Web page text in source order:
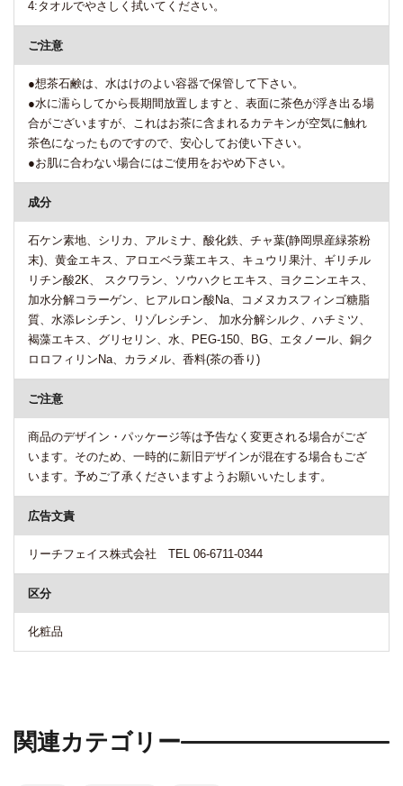
4:タオルでやさしく拭いてください。
ご注意
●想茶石鹸は、水はけのよい容器で保管して下さい。
●水に濡らしてから長期間放置しますと、表面に茶色が浮き出る場
合がございますが、これはお茶に含まれるカテキンが空気に触れ
茶色になったものですので、安心してお使い下さい。
●お肌に合わない場合にはご使用をおやめ下さい。
成分
石ケン素地、シリカ、アルミナ、酸化鉄、チャ葉(静岡県産緑茶粉
末)、黄金エキス、アロエベラ葉エキス、キュウリ果汁、ギリチル
リチン酸2K、 スクワラン、ソウハクヒエキス、ヨクニンエキス、
加水分解コラーゲン、ヒアルロン酸Na、コメヌカスフィンゴ糖脂
質、水添レシチン、リゾレシチン、 加水分解シルク、ハチミツ、
褐藻エキス、グリセリン、水、PEG-150、BG、エタノール、銅ク
ロロフィリンNa、カラメル、香料(茶の香り)
ご注意
商品のデザイン・パッケージ等は予告なく変更される場合がござ
います。そのため、一時的に新旧デザインが混在する場合もござ
います。予めご了承くださいますようお願いいたします。
広告文責
リーチフェイス株式会社 TEL 06-6711-0344
区分
化粧品
関連カテゴリー